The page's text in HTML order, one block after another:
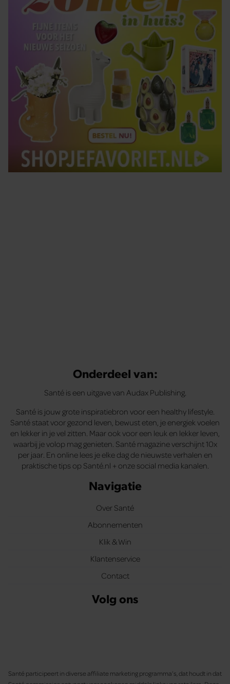
Onderdeel van:
Santé is een uitgave van Audax Publishing.
Santé is jouw grote inspiratiebron voor een healthy lifestyle.
Santé staat voor gezond leven, bewust eten, je energiek voelen
en lekker in je vel zitten. Maar ook voor een leuk en lekker leven,
waarbij je volop mag genieten. Santé magazine verschijnt 10x
per jaar. En online lees je elke dag de nieuwste verhalen en
praktische tips op Santé.nl + onze social media kanalen.
Navigatie
Over Santé
Abonnementen
Klik & Win
Klantenservice
Contact
Volg ons
Santé participeert in diverse affiliate marketing programma’s, dat houdt in dat